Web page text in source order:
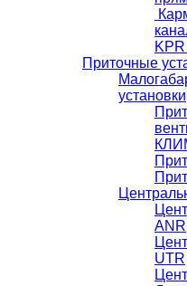
Приточные
установки
ANR
UTR